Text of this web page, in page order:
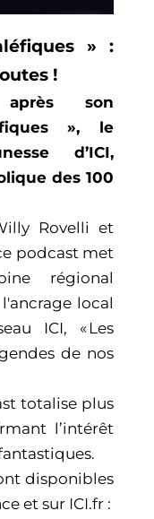
» :
!
son
», le
d’ICI,
des 100
Rovelli et
podcast met
régional
local
ICI, « Les
de nos
totalise plus
l’intérêt
disponibles
et sur ICI.fr :